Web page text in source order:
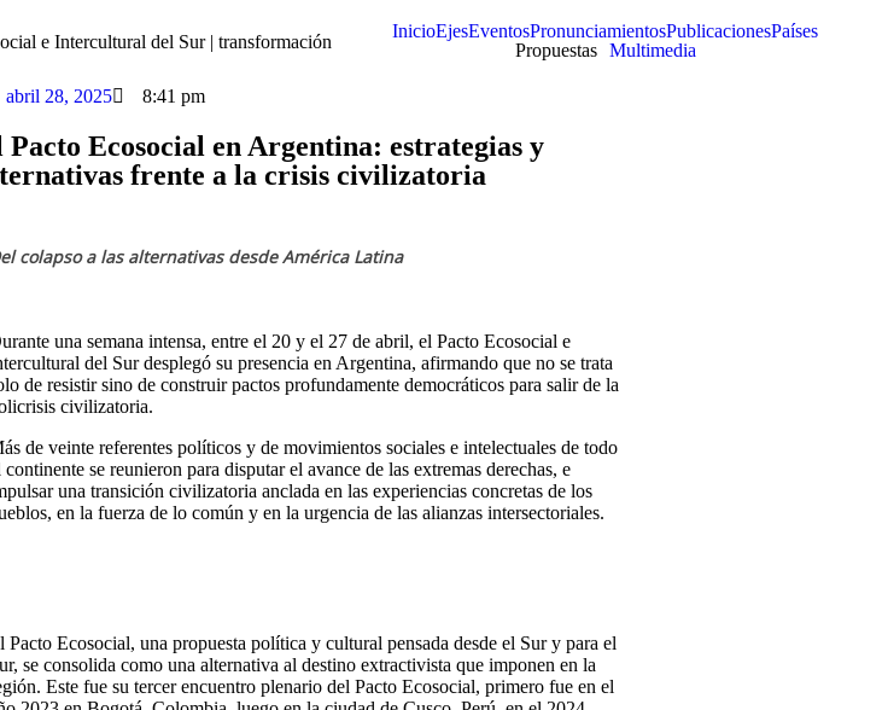
InicioEjesEventosPronunciamientosPublicacionesPaíses
Propuestas
Multimedia
abril 28, 2025 8:41 pm
Pacto Ecosocial en Argentina: estrategias y
frente a la crisis civilizatoria
colapso a las alternativas desde América Latina
una semana intensa, entre el 20 y el 27 de abril, el Pacto Ecosocial e
del Sur desplegó su presencia en Argentina, afirmando que no se trata
de resistir sino de construir pactos profundamente democráticos para salir de la
civilizatoria.
de veinte referentes políticos y de movimientos sociales e intelectuales de todo
continente se reunieron para disputar el avance de las extremas derechas, e
una transición civilizatoria anclada en las experiencias concretas de los
en la fuerza de lo común y en la urgencia de las alianzas intersectoriales.
Pacto Ecosocial, una propuesta política y cultural pensada desde el Sur y para el
se consolida como una alternativa al destino extractivista que imponen en la
Este fue su tercer encuentro plenario del Pacto Ecosocial, primero fue en el